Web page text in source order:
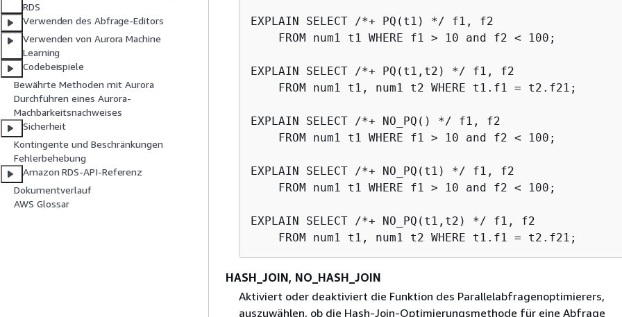
RDS
Verwenden des Abfrage-Editors
Verwenden von Aurora Machine
Learning
Codebeispiele
Bewährte Methoden mit Aurora
Durchführen eines Aurora-
Machbarkeitsnachweises
Sicherheit
Kontingente und Beschränkungen
Fehlerbehebung
Amazon RDS-API-Referenz
Dokumentverlauf
AWS Glossar
EXPLAIN SELECT /*+ PQ(t1) */ f1, f2
    FROM num1 t1 WHERE f1 > 10 and f2 < 100;
EXPLAIN SELECT /*+ PQ(t1,t2) */ f1, f2
    FROM num1 t1, num1 t2 WHERE t1.f1 = t2.f21;
EXPLAIN SELECT /*+ NO_PQ() */ f1, f2
    FROM num1 t1 WHERE f1 > 10 and f2 < 100;
EXPLAIN SELECT /*+ NO_PQ(t1) */ f1, f2
    FROM num1 t1 WHERE f1 > 10 and f2 < 100;
EXPLAIN SELECT /*+ NO_PQ(t1,t2) */ f1, f2
    FROM num1 t1, num1 t2 WHERE t1.f1 = t2.f21;
HASH_JOIN, NO_HASH_JOIN
Aktiviert oder deaktiviert die Funktion des Parallelabfragenoptimierers,
auszuwählen, ob die Hash-Join-Optimierungsmethode für eine Abfrage